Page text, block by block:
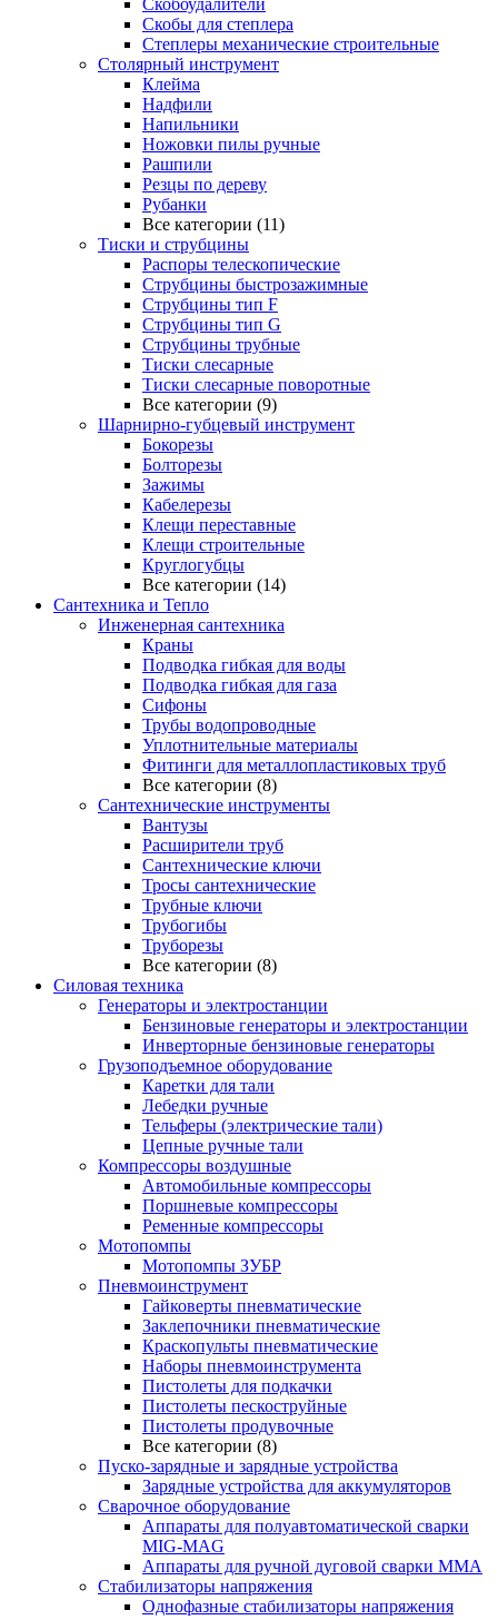
Скобоудалители
Скобы для степлера
Степлеры механические строительные
Столярный инструмент
Клейма
Надфили
Напильники
Ножовки пилы ручные
Рашпили
Резцы по дереву
Рубанки
Все категории (11)
Тиски и струбцины
Распоры телескопические
Струбцины быстрозажимные
Струбцины тип F
Струбцины тип G
Струбцины трубные
Тиски слесарные
Тиски слесарные поворотные
Все категории (9)
Шарнирно-губцевый инструмент
Бокорезы
Болторезы
Зажимы
Кабелерезы
Клещи переставные
Клещи строительные
Круглогубцы
Все категории (14)
Сантехника и Тепло
Инженерная сантехника
Краны
Подводка гибкая для воды
Подводка гибкая для газа
Сифоны
Трубы водопроводные
Уплотнительные материалы
Фитинги для металлопластиковых труб
Все категории (8)
Сантехнические инструменты
Вантузы
Расширители труб
Сантехнические ключи
Тросы сантехнические
Трубные ключи
Трубогибы
Труборезы
Все категории (8)
Силовая техника
Генераторы и электростанции
Бензиновые генераторы и электростанции
Инверторные бензиновые генераторы
Грузоподъемное оборудование
Каретки для тали
Лебедки ручные
Тельферы (электрические тали)
Цепные ручные тали
Компрессоры воздушные
Автомобильные компрессоры
Поршневые компрессоры
Ременные компрессоры
Мотопомпы
Мотопомпы ЗУБР
Пневмоинструмент
Гайковерты пневматические
Заклепочники пневматические
Краскопульты пневматические
Наборы пневмоинструмента
Пистолеты для подкачки
Пистолеты пескоструйные
Пистолеты продувочные
Все категории (8)
Пуско-зарядные и зарядные устройства
Зарядные устройства для аккумуляторов
Сварочное оборудование
Аппараты для полуавтоматической сварки
MIG-MAG
Аппараты для ручной дуговой сварки MMA
Стабилизаторы напряжения
Однофазные стабилизаторы напряжения